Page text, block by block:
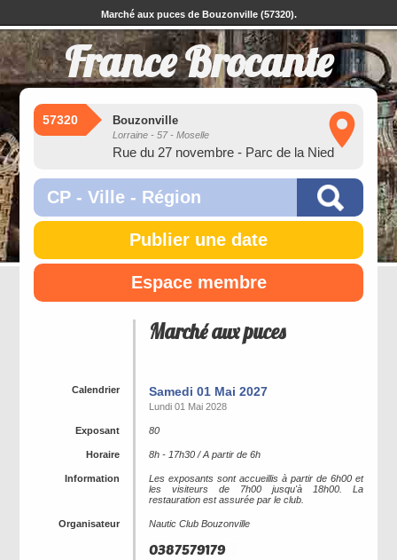
Marché aux puces de Bouzonville (57320).
France Brocante
57320 Bouzonville
Lorraine - 57 - Moselle
Rue du 27 novembre - Parc de la Nied
Publier une date
Espace membre
Marché aux puces
Calendrier Samedi 01 Mai 2027
Lundi 01 Mai 2028
Exposant 80
Horaire 8h - 17h30 / A partir de 6h
Information
Les exposants sont accueillis à partir de 6h00 et
les visiteurs de 7h00 jusqu'à 18h00. La
restauration est assurée par le club.
Organisateur Nautic Club Bouzonville